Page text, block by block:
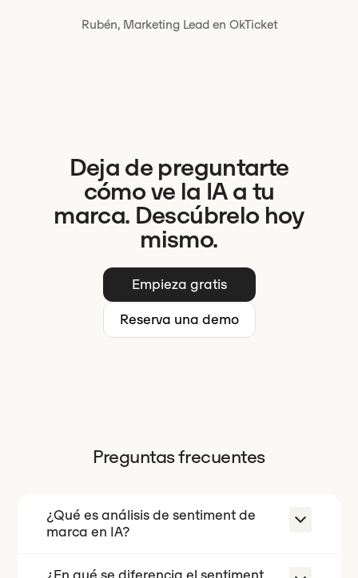
Rubén, Marketing Lead en OkTicket
Deja de preguntarte
cómo ve la IA a tu
marca. Descúbrelo hoy
mismo.
Empieza gratis
Reserva una demo
Preguntas frecuentes
¿Qué es análisis de sentiment de
marca en IA?